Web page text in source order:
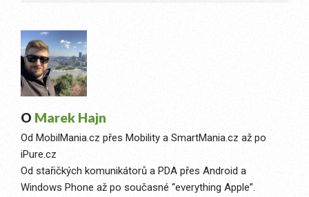
O Marek Hajn
Od MobilMania.cz přes Mobility a SmartMania.cz až po
iPure.cz
Od stařičkých komunikátorů a PDA přes Android a
Windows Phone až po současné “everything Apple”.